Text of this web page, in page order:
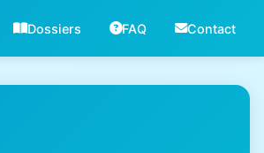
Dossiers FAQ Contact